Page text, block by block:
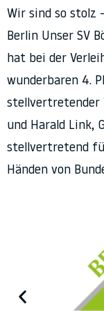
Wir sind so stolz
Berlin Unser SV
hat bei der
wunderbaren 4.
stellvertretender
und Harald Link,
stellvertretend
Händen von